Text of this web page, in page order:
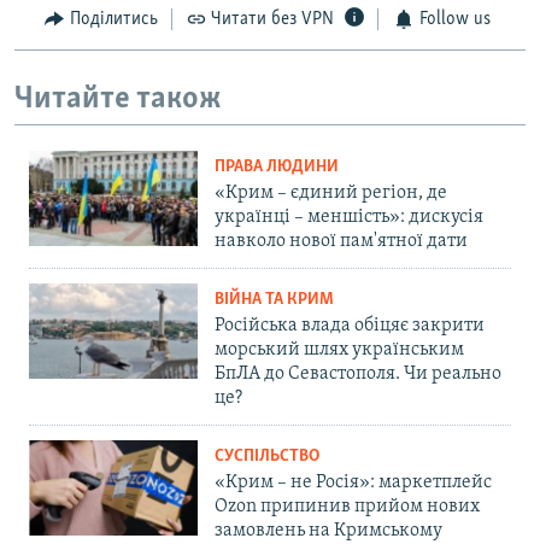
Поділитись Читати без VPN Follow us
Читайте також
ПРАВА ЛЮДИНИ
«Крим – єдиний регіон, де
українці – меншість»: дискусія
навколо нової пам'ятної дати
ВІЙНА ТА КРИМ
Російська влада обіцяє закрити
морський шлях українським
БпЛА до Севастополя. Чи реально
це?
СУСПІЛЬСТВО
«Крим – не Росія»: маркетплейс
Ozon припинив прийом нових
замовлень на Кримському